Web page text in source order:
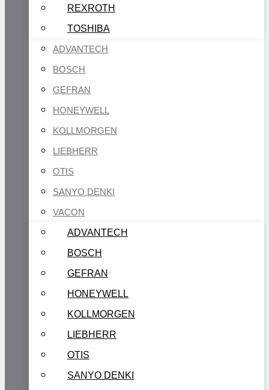
REXROTH
TOSHIBA
ADVANTECH
BOSCH
GEFRAN
HONEYWELL
KOLLMORGEN
LIEBHERR
OTIS
SANYO DENKI
VACON
ADVANTECH
BOSCH
GEFRAN
HONEYWELL
KOLLMORGEN
LIEBHERR
OTIS
SANYO DENKI